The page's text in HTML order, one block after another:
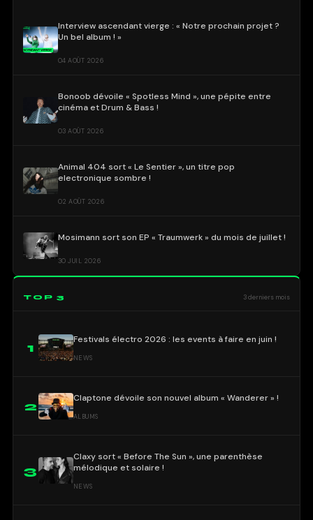
Interview ascendant vierge : « Notre prochain projet ?
Un bel album ! »
04 AOÛT 2026
Bonoob dévoile « Spotless Mind », une pépite entre
cinéma et Drum & Bass !
03 AOÛT 2026
Animal 404 sort « Le Sentier », un titre pop
electronique sombre !
02 AOÛT 2026
Mosimann sort son EP « Traumwerk » du mois de juillet !
30 JUIL 2026
TOP 3 3 derniers mois
1
Festivals électro 2026 : les events à faire en juin !
NEWS
2
Claptone dévoile son nouvel album « Wanderer » !
ALBUMS
3
Claxy sort « Before The Sun », une parenthèse
mélodique et solaire !
NEWS